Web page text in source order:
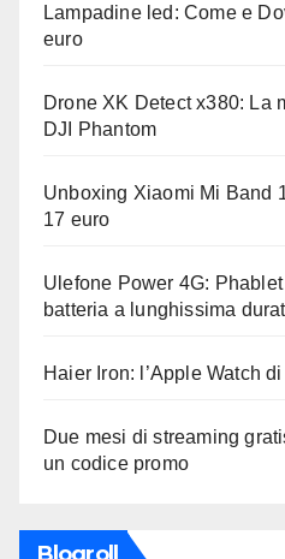
Lampadine led: Come e
euro
Drone XK Detect x380: La
DJI Phantom
Unboxing Xiaomi Mi Band
17 euro
Ulefone Power 4G:
batteria a lunghissima
Haier Iron: l’Apple Watch
Due mesi di streaming
un codice promo